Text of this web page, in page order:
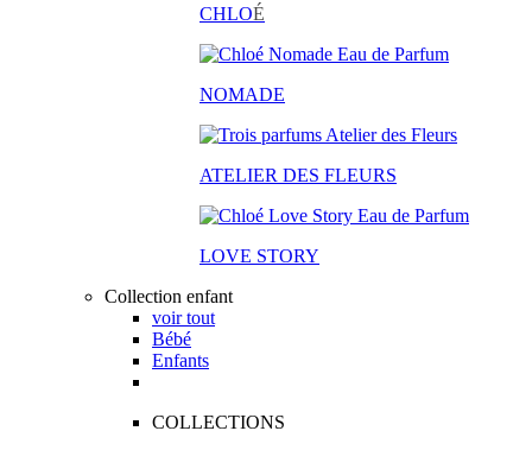
CHLOÉ
NOMADE
ATELIER DES FLEURS
LOVE STORY
Collection enfant
voir tout
Bébé
Enfants
COLLECTIONS